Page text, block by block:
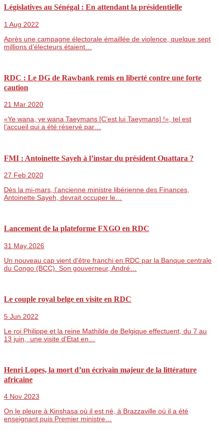
Législatives au Sénégal : En attendant la présidentielle
1 Aug 2022
Après une campagne électorale émaillée de violence, quelque sept
millions d’électeurs étaient…
RDC : Le DG de Rawbank remis en liberté contre une forte
caution
21 Mar 2020
«Ye wana, ye wana Taeymans [C’est lui Taeymans] !», tel est
l’accueil qui a été réservé par…
FMI : Antoinette Sayeh à l’instar du président Ouattara ?
27 Feb 2020
Dès la mi-mars, l’ancienne ministre libérienne des Finances,
Antoinette Sayeh, devrait occuper le…
Lancement de la plateforme FXGO en RDC
31 May 2026
Un nouveau cap vient d'être franchi en RDC par la Banque centrale
du Congo (BCC). Son gouverneur, André…
Le couple royal belge en visite en RDC
5 Jun 2022
Le roi Philippe et la reine Mathilde de Belgique effectuent, du 7 au
13 juin, une visite d'Etat en…
Henri Lopes, la mort d’un écrivain majeur de la littérature
africaine
4 Nov 2023
On le pleure à Kinshasa où il est né, à Brazzaville où il a été
enseignant puis Premier ministre…